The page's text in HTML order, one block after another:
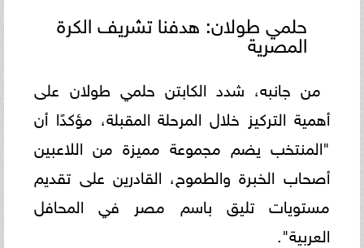
حلمي طولان: هدفنا تشريف الكرة
المصرية
من جانبه، شدد الكابتن حلمي طولان على
أهمية التركيز خلال المرحلة المقبلة، مؤكدًا أن
"المنتخب يضم مجموعة مميزة من اللاعبين
أصحاب الخبرة والطموح، القادرين على تقديم
مستويات تليق باسم مصر في المحافل
العربية".